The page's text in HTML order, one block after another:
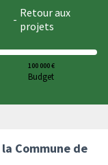
- Retour aux
projets
100 000 €
Budget
Commune de